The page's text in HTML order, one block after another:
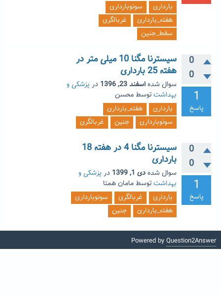
بارداری
سونوبارداری
هفته_بارداری
غربالگری
سقط_جنین
0
0
1
پاسخ
سیسترنا مگنا 10 میلی متر در
هفته 25 بارداری
سوال شدهاسفند 23, 1396 در پزشکی و
بهداشتتوسط محسن
بارداری
هفته_بارداری
سونوبارداری
جنین غربالگری
0
0
1
پاسخ
سیسترنا مگنا 4 در هفته 18
بارداری
سوال شدهدی 1, 1399 در پزشکی و
بهداشتتوسط مامان همتا
بارداری
غربالگری
سونوبارداری
هفته_بارداری
جنین
Powered by Question2Answer